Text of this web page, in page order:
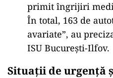
primit îngrijiri
În total, 163 de
avariate”, au
ISU București-Ilfov.
Situații de urgență